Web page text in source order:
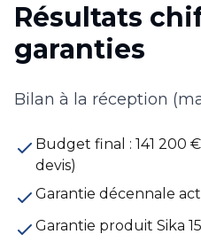
Résultats
garanties
Bilan à la réception
Budget final : 141 200
devis)
Garantie décennale
Garantie produit Sika